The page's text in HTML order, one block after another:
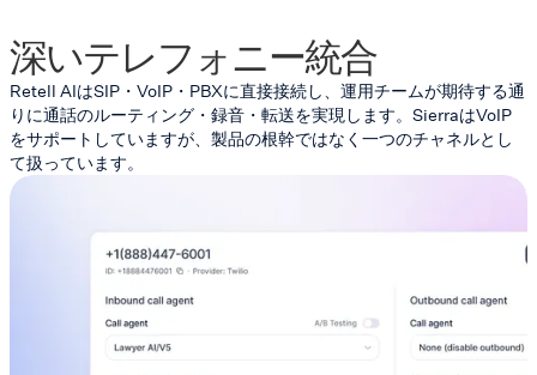
深いテレフォニー統合
Retell AIはSIP・VoIP・PBXに直接接続し、運用チームが期待する通
りに通話のルーティング・録音・転送を実現します。SierraはVoIP
をサポートしていますが、製品の根幹ではなく一つのチャネルとし
て扱っています。